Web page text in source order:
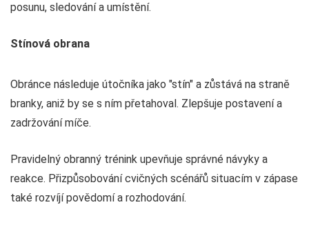
posunu, sledování a umístění.
Stínová obrana
Obránce následuje útočníka jako "stín" a zůstává na straně
branky, aniž by se s ním přetahoval. Zlepšuje postavení a
zadržování míče.
Pravidelný obranný trénink upevňuje správné návyky a
reakce. Přizpůsobování cvičných scénářů situacím v zápase
také rozvíjí povědomí a rozhodování.